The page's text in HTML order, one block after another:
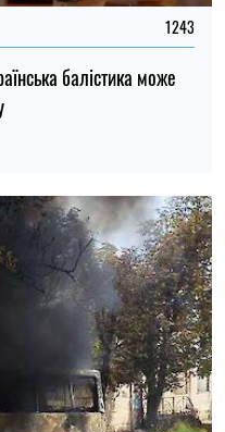
1243
балістика може